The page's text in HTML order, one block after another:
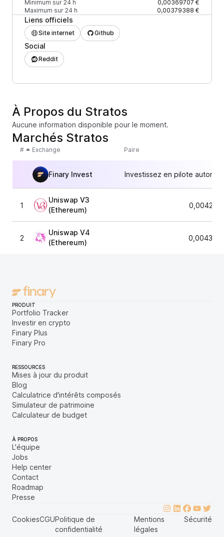
Minimum sur 24 h
0,00369707 €
Maximum sur 24 h
0,00379388 €
Liens officiels
Site internet Github
Social
Reddit
À Propos du Stratos
Aucune information disponible pour le moment.
Marchés Stratos
# Exchange Paire
Finary Invest Investissez en pilote
1
Uniswap V3
(Ethereum)
2
Uniswap V4
(Ethereum)
PRODUIT
Portfolio Tracker
Investir en crypto
Finary Plus
Finary Pro
RESSOURCES
Mises à jour du produit
Blog
Calculatrice d'intérêts composés
Simulateur de patrimoine
Calculateur de budget
À PROPOS
L'équipe
Jobs
Help center
Contact
Roadmap
Presse
CookiesCGUPolitique de
confidentialité
Mentions
légales
Sécurité